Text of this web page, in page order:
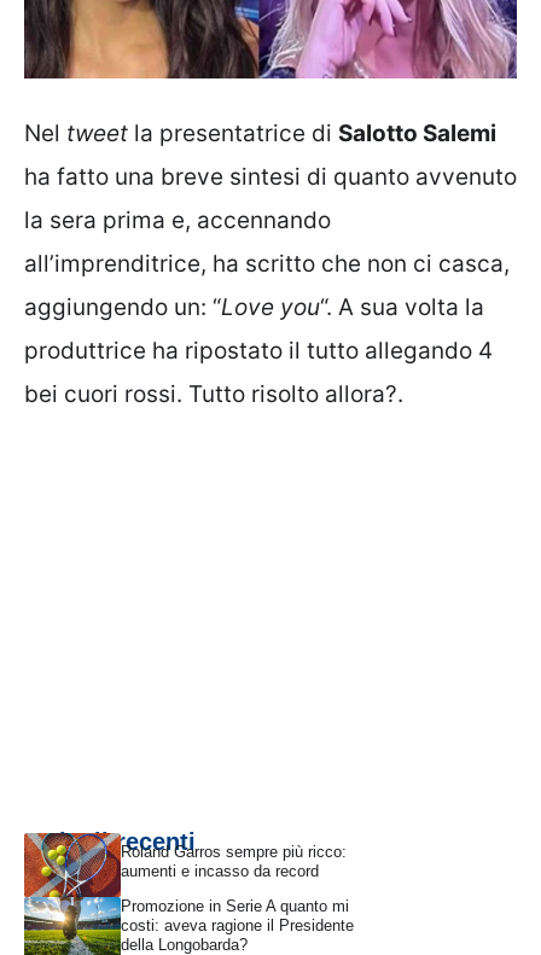
Nel tweet la presentatrice di Salotto Salemi
ha fatto una breve sintesi di quanto avvenuto
la sera prima e, accennando
all’imprenditrice, ha scritto che non ci casca,
aggiungendo un: “Love you“. A sua volta la
produttrice ha ripostato il tutto allegando 4
bei cuori rossi. Tutto risolto allora?.
Articoli recentiRoland Garros sempre più ricco:
aumenti e incasso da record
Promozione in Serie A quanto mi
costi: aveva ragione il Presidente
della Longobarda?